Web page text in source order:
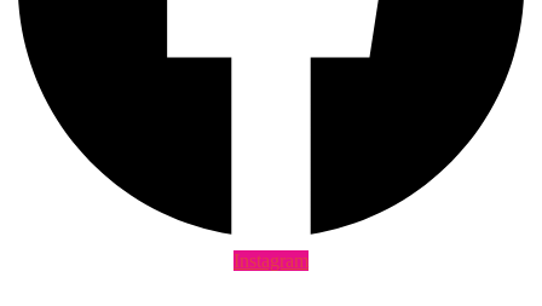
Instagram